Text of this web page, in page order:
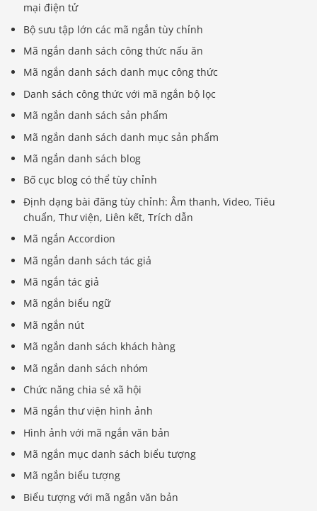
mại điện tử
Bộ sưu tập lớn các mã ngắn tùy chỉnh
Mã ngắn danh sách công thức nấu ăn
Mã ngắn danh sách danh mục công thức
Danh sách công thức với mã ngắn bộ lọc
Mã ngắn danh sách sản phẩm
Mã ngắn danh sách danh mục sản phẩm
Mã ngắn danh sách blog
Bố cục blog có thể tùy chỉnh
Định dạng bài đăng tùy chỉnh: Âm thanh, Video, Tiêu
chuẩn, Thư viện, Liên kết, Trích dẫn
Mã ngắn Accordion
Mã ngắn danh sách tác giả
Mã ngắn tác giả
Mã ngắn biểu ngữ
Mã ngắn nút
Mã ngắn danh sách khách hàng
Mã ngắn danh sách nhóm
Chức năng chia sẻ xã hội
Mã ngắn thư viện hình ảnh
Hình ảnh với mã ngắn văn bản
Mã ngắn mục danh sách biểu tượng
Mã ngắn biểu tượng
Biểu tượng với mã ngắn văn bản